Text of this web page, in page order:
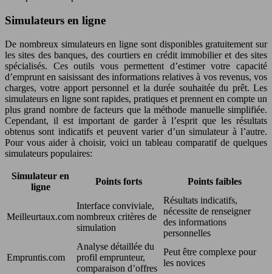
Simulateurs en ligne
De nombreux simulateurs en ligne sont disponibles gratuitement sur
les sites des banques, des courtiers en crédit immobilier et des sites
spécialisés. Ces outils vous permettent d’estimer votre capacité
d’emprunt en saisissant des informations relatives à vos revenus, vos
charges, votre apport personnel et la durée souhaitée du prêt. Les
simulateurs en ligne sont rapides, pratiques et prennent en compte un
plus grand nombre de facteurs que la méthode manuelle simplifiée.
Cependant, il est important de garder à l’esprit que les résultats
obtenus sont indicatifs et peuvent varier d’un simulateur à l’autre.
Pour vous aider à choisir, voici un tableau comparatif de quelques
simulateurs populaires:
Simulateur en
ligne
Points forts Points faibles
Meilleurtaux.com
Interface conviviale,
nombreux critères de
simulation
Résultats indicatifs,
nécessite de renseigner
des informations
personnelles
Empruntis.com
Analyse détaillée du
profil emprunteur,
comparaison d’offres
Peut être complexe pour
les novices